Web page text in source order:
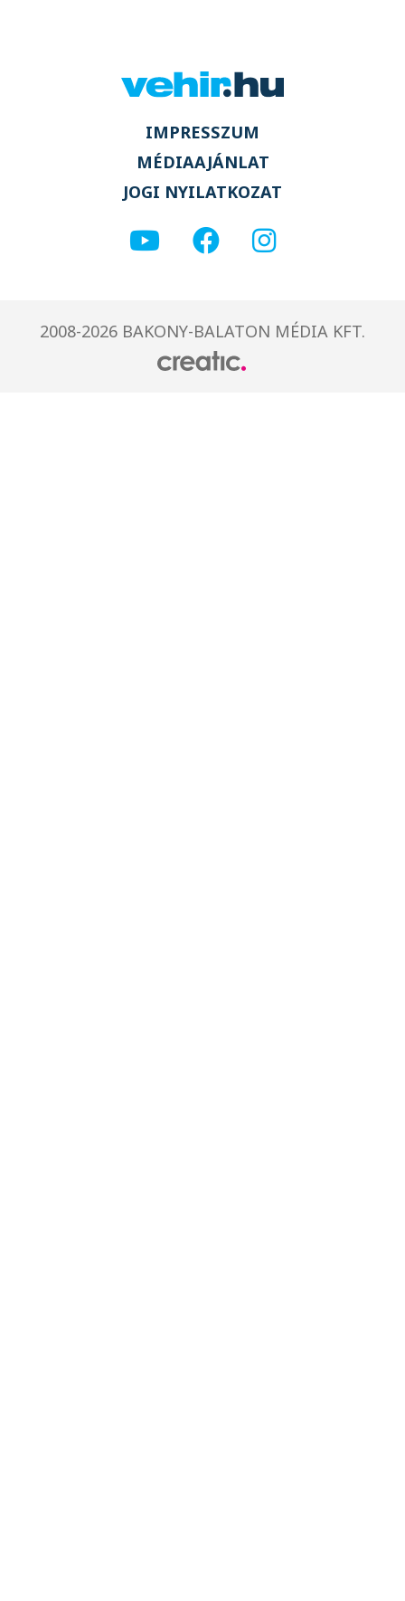
IMPRESSZUM
MÉDIAAJÁNLAT
JOGI NYILATKOZAT
2008-2026 BAKONY-BALATON MÉDIA KFT.